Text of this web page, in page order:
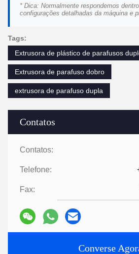
Contatos
Contatos:
Telefone:
Fax:
Converse
* Dica: Normalmente respondemos
configurações detalhadas da máquina e
Tags:
Extrusora de plástico de parafusos
Extrusora de parafuso dobro
extrusora de parafuso dupla